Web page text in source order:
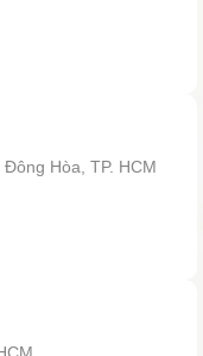
Hòa, TP. HCM